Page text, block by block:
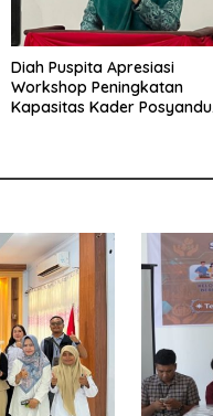
Diah Puspita Apresiasi
Workshop Peningkatan
Kapasitas Kader Posyandu